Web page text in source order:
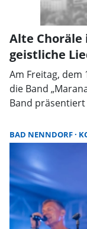
Alte Choräle
geistliche
Am Freitag,
die Band
Band
und weltliche
BAD NENNDORF